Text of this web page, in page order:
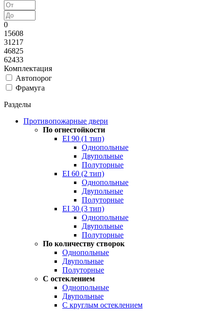
0
15608
31217
46825
62433
Комплектация
Автопорог
Фрамуга
Разделы
Противопожарные двери
По огнестойкости
EI 90 (1 тип)
Однопольные
Двупольные
Полуторные
EI 60 (2 тип)
Однопольные
Двупольные
Полуторные
EI 30 (3 тип)
Однопольные
Двупольные
Полуторные
По количеству створок
Однопольные
Двупольные
Полуторные
С остеклением
Однопольные
Двупольные
С круглым остеклением